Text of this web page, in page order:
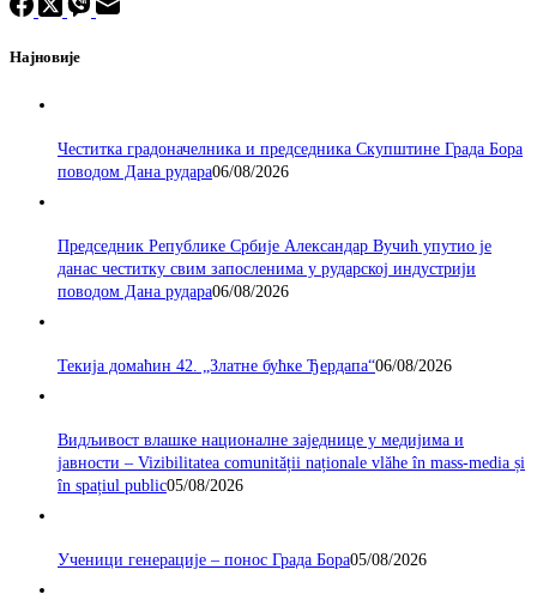
Најновије
Честитка градоначелника и председника Скупштине Града Бора
поводом Дана рудара06/08/2026
Председник Републике Србије Александар Вучић упутио је
данас честитку свим запосленима у рударској индустрији
поводом Дана рудара06/08/2026
Текија домаћин 42. „Златне бућке Ђердапа“06/08/2026
Видљивост влашке националне заједнице у медијима и
јавности – Vizibilitatea comunității naționale vlăhe în mass-media și
în spațiul public05/08/2026
Ученици генерације – понос Града Бора05/08/2026